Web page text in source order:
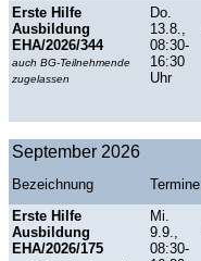
Erste Hilfe
Ausbildung
EHA/2026/344
auch BG-Teilnehmende
zugelassen
Do.
13.8.,
08:30-
16:30
Uhr
September 2026
Bezeichnung Termine
Erste Hilfe
Ausbildung
EHA/2026/175
Mi.
9.9.,
08:30-